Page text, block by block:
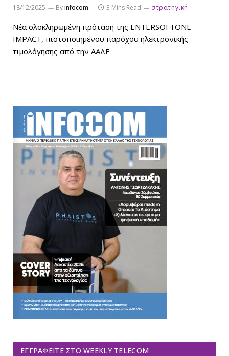
18/12/2025 Byinfocom 3 Mins Read στρατηγική
Νέα ολοκληρωμένη πρόταση της ENTERSOFTONE
IMPACT, πιστοποιημένου παρόχου ηλεκτρονικής
τιμολόγησης από την ΑΑΔΕ
ΕΓΓΡΑΦΕΊΤΕ ΣΤΟ WEEKLY TELECOM